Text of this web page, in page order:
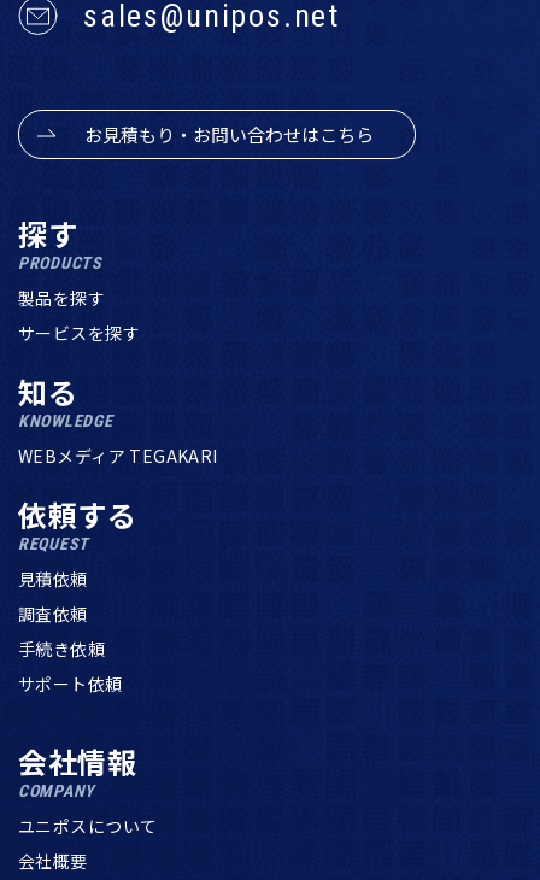
sales@unipos.net
お見積もり・お問い合わせはこちら
探す
PRODUCTS
製品を探す
サービスを探す
知る
KNOWLEDGE
WEBメディア TEGAKARI
依頼する
REQUEST
見積依頼
調査依頼
手続き依頼
サポート依頼
会社情報
COMPANY
ユニポスについて
会社概要